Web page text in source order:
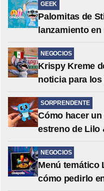
GEEK
Palomitas de
lanzamiento
NEGOCIOS
Krispy Kreme
noticia para
SORPRENDENTE
Cómo hacer
estreno de Lilo
NEGOCIOS
Menú temático
cómo pedirlo